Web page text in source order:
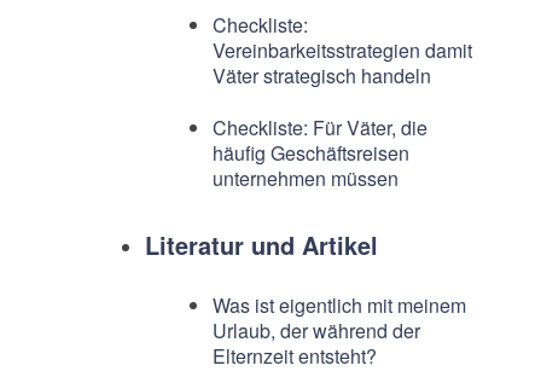
Checkliste:
Vereinbarkeitsstrategien damit
Väter strategisch handeln
Checkliste: Für Väter, die
häufig Geschäftsreisen
unternehmen müssen
Literatur und Artikel
Was ist eigentlich mit meinem
Urlaub, der während der
Elternzeit entsteht?